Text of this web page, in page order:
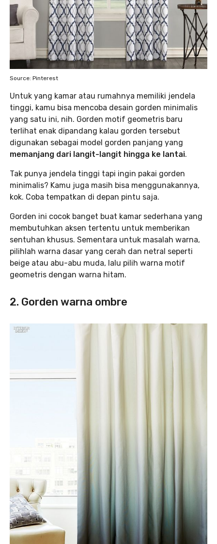
Source: Pinterest
Untuk yang kamar atau rumahnya memiliki jendela
tinggi, kamu bisa mencoba desain gorden minimalis
yang satu ini, nih. Gorden motif geometris baru
terlihat enak dipandang kalau gorden tersebut
digunakan sebagai model gorden panjang yang
memanjang dari langit-langit hingga ke lantai.
Tak punya jendela tinggi tapi ingin pakai gorden
minimalis? Kamu juga masih bisa menggunakannya,
kok. Coba tempatkan di depan pintu saja.
Gorden ini cocok banget buat kamar sederhana yang
membutuhkan aksen tertentu untuk memberikan
sentuhan khusus. Sementara untuk masalah warna,
pilihlah warna dasar yang cerah dan netral seperti
beige atau abu-abu muda, lalu pilih warna motif
geometris dengan warna hitam.
2. Gorden warna ombre